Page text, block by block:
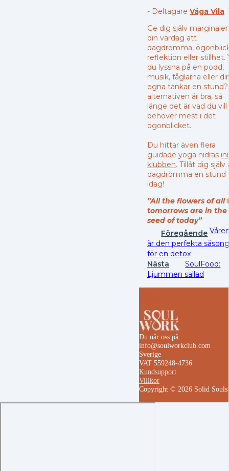
- Deltagare Våga Vila
Ge dig själv
din vardag att
dagdrömma,
reflektion eller stillhet.
du lyssna på en podd,
musik, fåglarna eller
egna tankar en stund?
alternativen är bra, så
länge det är vad du vill
behöver mest i det
ögonblicket.
Du hittar även flera
guidade yoga nidras
klubben. Tillåt dig själv
dagdrömma en stund
idag!
”All the flowers of all
tomorrows are in the
seed of today”
Föregående
är den perfekta
för en detox
Nästa
SoulFood:
Ljummen sallad
Du når oss på:
info@soulworkclub.com
Sverige
VAT 559248-4736
Kundsupport
Villkor
Copyright © 2026 Solid